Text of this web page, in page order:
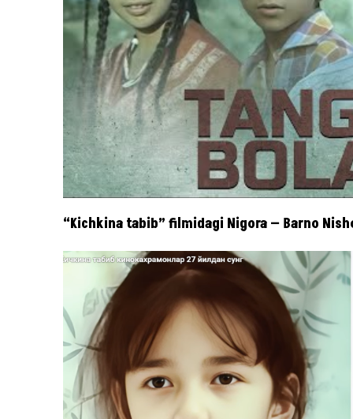
“Kichkina tabib” filmidagi Nigora — Barno